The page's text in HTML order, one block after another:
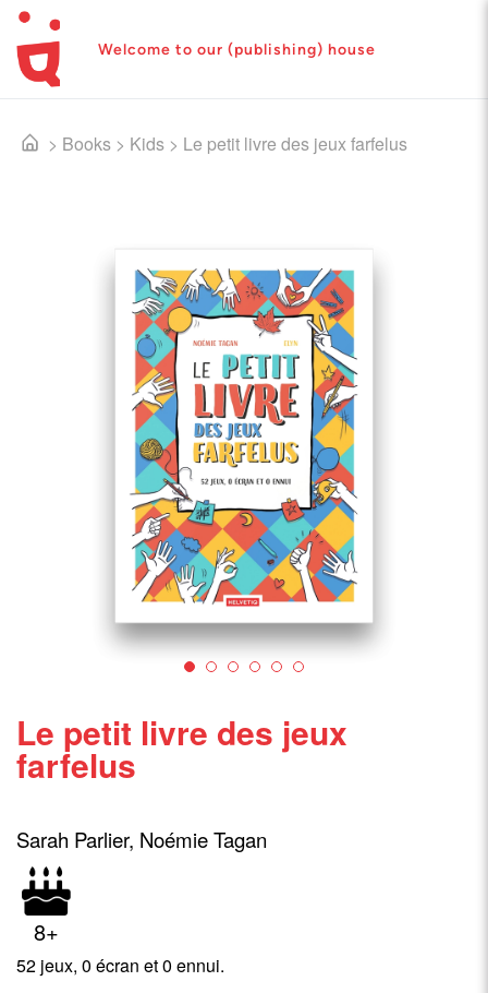
Welcome to our (publishing) house
> Books > Kids > Le petit livre des jeux farfelus
Le petit livre des jeux
farfelus
Sarah Parlier, Noémie Tagan
8+
52 jeux, 0 écran et 0 ennui.